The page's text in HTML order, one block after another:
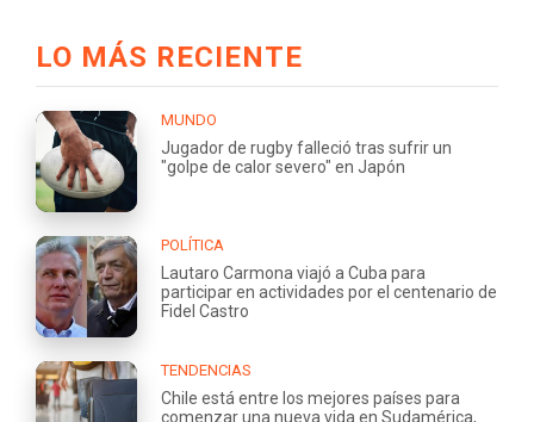
LO MÁS RECIENTE
MUNDO
Jugador de rugby falleció tras sufrir un
"golpe de calor severo" en Japón
POLÍTICA
Lautaro Carmona viajó a Cuba para
participar en actividades por el centenario de
Fidel Castro
TENDENCIAS
Chile está entre los mejores países para
comenzar una nueva vida en Sudamérica,